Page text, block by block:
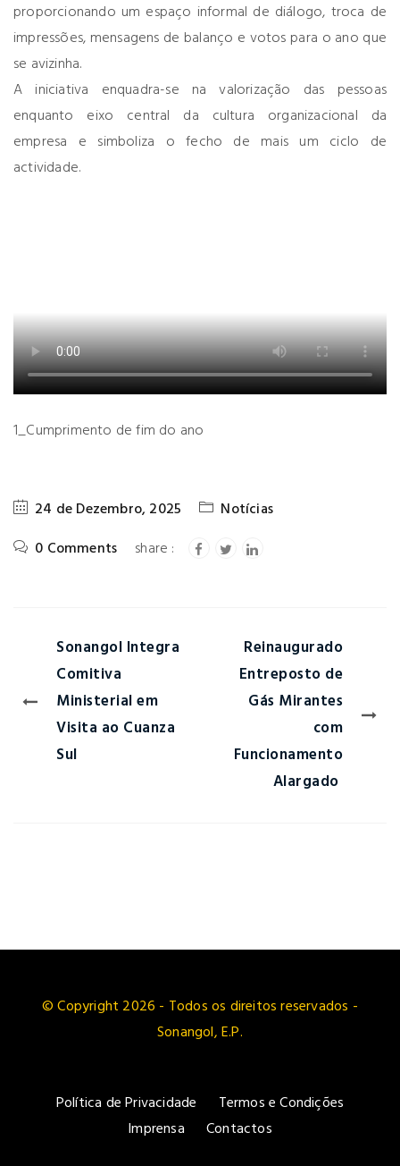
proporcionando um espaço informal de diálogo, troca de
impressões, mensagens de balanço e votos para o ano que
se avizinha.
A iniciativa enquadra-se na valorização das pessoas
enquanto eixo central da cultura organizacional da
empresa e simboliza o fecho de mais um ciclo de
actividade.
1_Cumprimento de fim do ano
24 de Dezembro, 2025
Notícias
0 Comments
Sonangol Integra
Comitiva
Ministerial em
Visita ao Cuanza
Sul
Reinaugurado
Entreposto de
Gás Mirantes
com
Funcionamento
Alargado
© Copyright 2026 - Todos os direitos reservados -
Sonangol, E.P.
Política de Privacidade
Termos e Condições
Imprensa
Contactos